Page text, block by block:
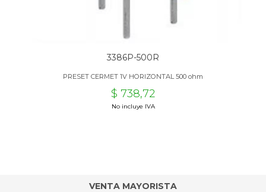
3386P-500R
PRESET CERMET 1V HORIZONTAL 500 ohm
$ 738,72
No incluye IVA
VENTA MAYORISTA